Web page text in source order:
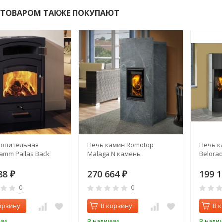
ТАКЖЕ ПОКУПАЮТ
Pallas Back
₽
0
Печь камин Romotop
Malaga N камень
270 664 ₽
0
В корзину
Печь
199
В